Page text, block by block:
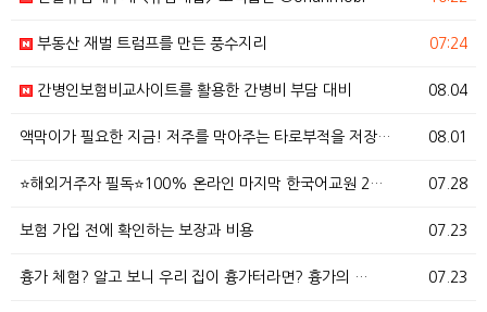
07:24
부동산 재벌 트럼프를 만든 풍수지리
08.04
간병인보험비교사이트를 활용한 간병비 부담 대비
08.01
액막이가 필요한 지금! 저주를 막아주는 타로부적을 저장…
07.28
⭐해외거주자 필독⭐100% 온라인 마지막 한국어교원 2…
07.23
보험 가입 전에 확인하는 보장과 비용
07.23
흉가 체험? 알고 보니 우리 집이 흉가터라면? 흉가의 …